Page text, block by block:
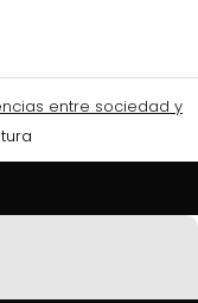
entre sociedad y